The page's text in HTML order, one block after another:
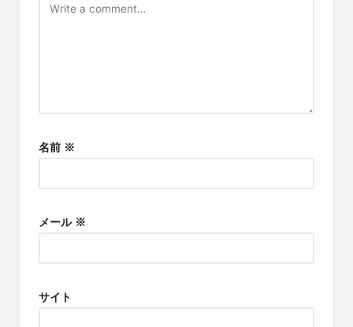
名前 ※
メール ※
サイト